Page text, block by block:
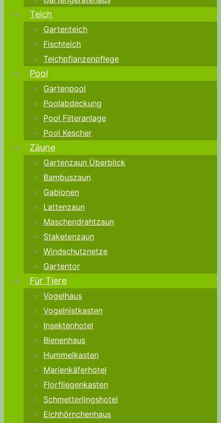
Teich
Gartenteich
Fischteich
Teichpflanzenpflege
Pool
Gartenpool
Poolabdeckung
Pool Filteranlage
Pool Kescher
Zäune
Gartenzaun Überblick
Bambuszaun
Gabionen
Lattenzaun
Maschendrahtzaun
Staketenzaun
Windschutznetze
Gartentor
Für Tiere
Vogelhaus
Vogelnistkasten
Insektenhotel
Bienenhaus
Hummelkasten
Marienkäferhotel
Florfliegenkasten
Schmetterlingshotel
Eichhörnchenhaus